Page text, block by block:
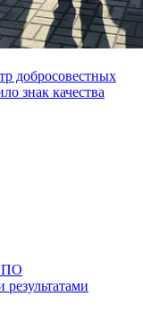
добросовестных
знак качества
ПО